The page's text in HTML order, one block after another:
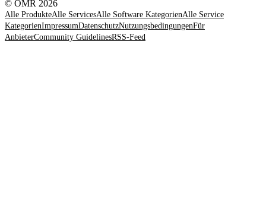
© OMR 2026
Alle ProdukteAlle ServicesAlle Software KategorienAlle Service
KategorienImpressumDatenschutzNutzungsbedingungenFür
AnbieterCommunity GuidelinesRSS-Feed